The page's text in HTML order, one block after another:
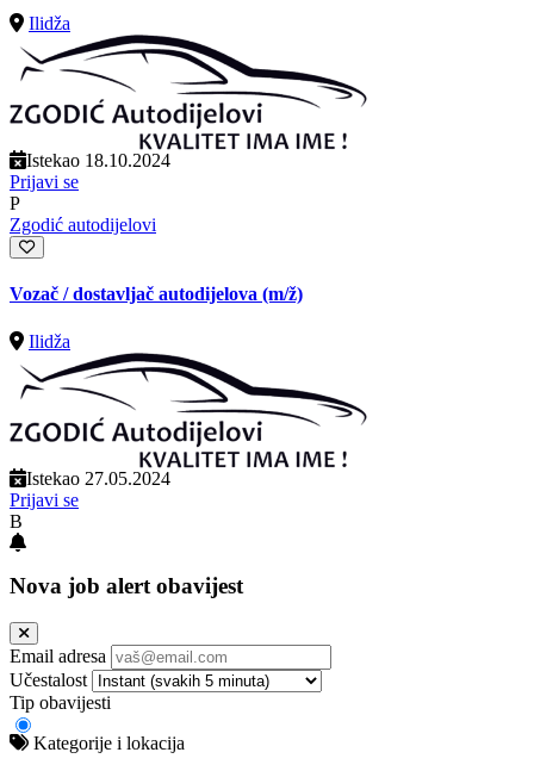
Ilidža
Istekao 18.10.2024
Prijavi se
P
Zgodić autodijelovi
Vozač / dostavljač autodijelova (m/ž)
Ilidža
Istekao 27.05.2024
Prijavi se
B
Nova job alert obavijest
Email adresa
Učestalost
Tip obavijesti
Kategorije i lokacija